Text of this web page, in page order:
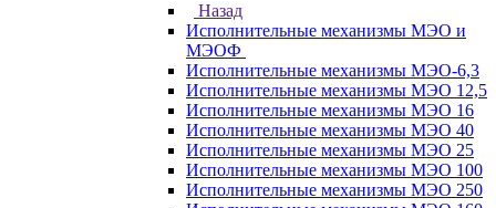
Назад
Исполнительные механизмы МЭО и
МЭОФ
Исполнительные механизмы МЭО-6,3
Исполнительные механизмы МЭО 12,5
Исполнительные механизмы МЭО 16
Исполнительные механизмы МЭО 40
Исполнительные механизмы МЭО 25
Исполнительные механизмы МЭО 100
Исполнительные механизмы МЭО 250